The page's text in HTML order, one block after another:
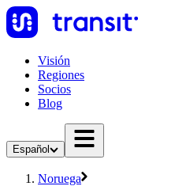
Visión
Regiones
Socios
Blog
Español
Noruega